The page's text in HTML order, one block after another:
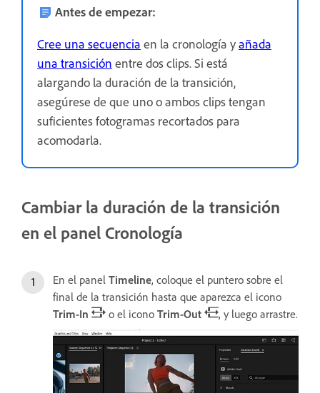
Antes de empezar:
Cree una secuencia en la cronología yañada
una transición entre dos clips. Si está
alargando la duración de la transición,
asegúrese de que uno o ambos clips tengan
suficientes fotogramas recortados para
acomodarla.
Cambiar la duración de la transición
en el panel Cronología
En el panel Timeline, coloque el puntero sobre el
final de la transición hasta que aparezca el icono
Trim-In
o el icono Trim-Out , y luego arrastre.